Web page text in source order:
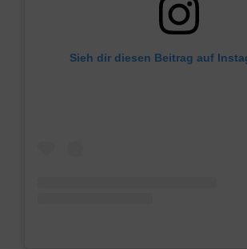
Sieh dir diesen Beitrag auf